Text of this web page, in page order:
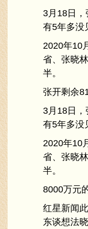
3月18日
有5年多没
2020年10
省、张晓
半。
张开剩余
3月18日
有5年多没
2020年10
省、张晓
半。
8000万元
红星新闻
东谈想法